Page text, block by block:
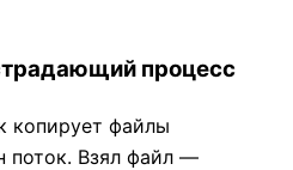
процесс
копирует файлы
поток. Взял файл —